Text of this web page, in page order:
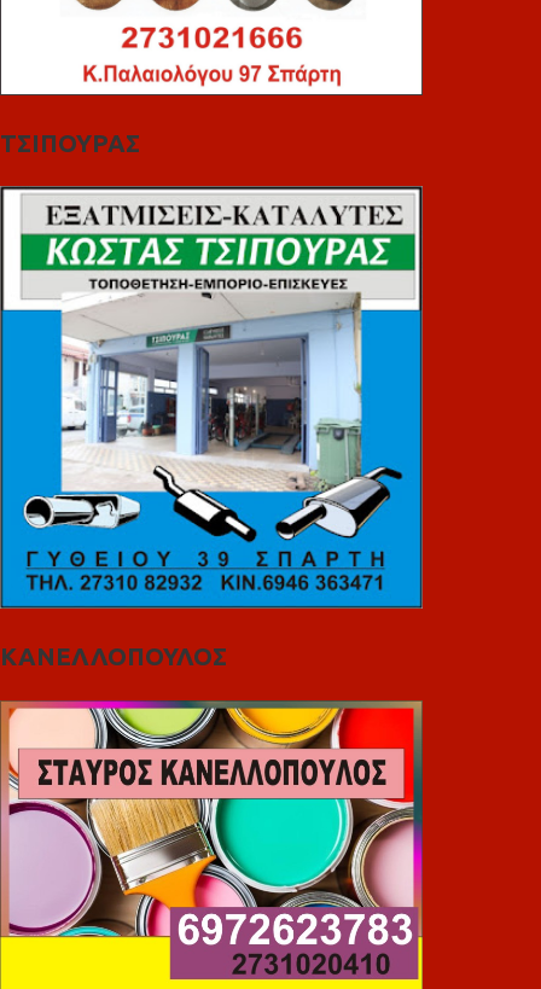
ΤΣΙΠΟΥΡΑΣ
ΚΑΝΕΛΛΟΠΟΥΛΟΣ